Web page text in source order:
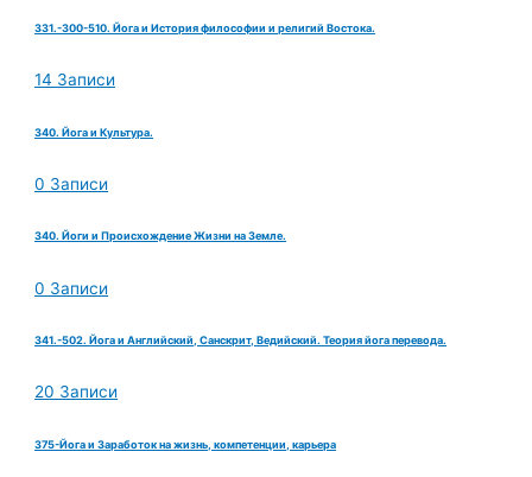
331.-300-510. Йога и История философии и религий Востока.
14 Записи
340. Йога и Культура.
0 Записи
340. Йоги и Происхождение Жизни на Земле.
0 Записи
341.-502. Йога и Английский, Санскрит, Ведийский. Теория йога перевода.
20 Записи
375-Йога и Заработок на жизнь, компетенции, карьера